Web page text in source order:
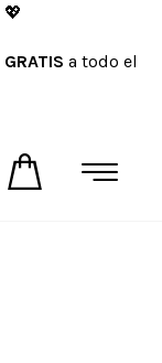
💖
GRATIS a todo el